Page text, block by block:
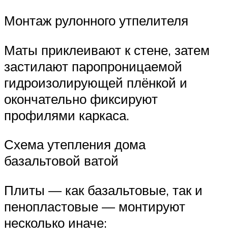
Монтаж рулонного утпелителя
Маты приклеивают к стене, затем
застилают паропроницаемой
гидроизолирующей плёнкой и
окончательно фиксируют
профилями каркаса.
Схема утепления дома
базальтовой ватой
Плиты — как базальтовые, так и
пенопластовые — монтируют
несколько иначе: